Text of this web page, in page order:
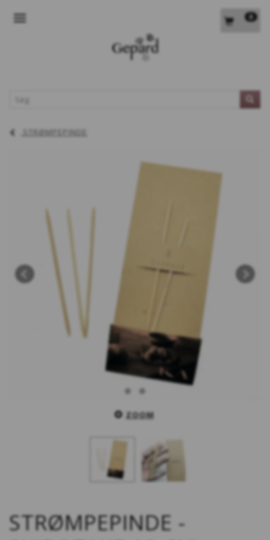
0
STRØMPEPINDE
ZOOM
STRØMPEPINDE -